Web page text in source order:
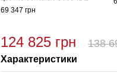
69 347 грн
124 825 грн 138
Характеристики